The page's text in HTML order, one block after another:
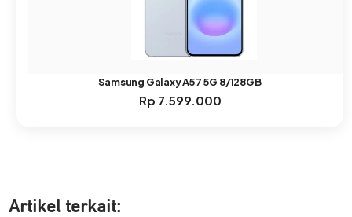
Samsung Galaxy A57 5G 8/128GB
Rp 7.599.000
Artikel terkait: